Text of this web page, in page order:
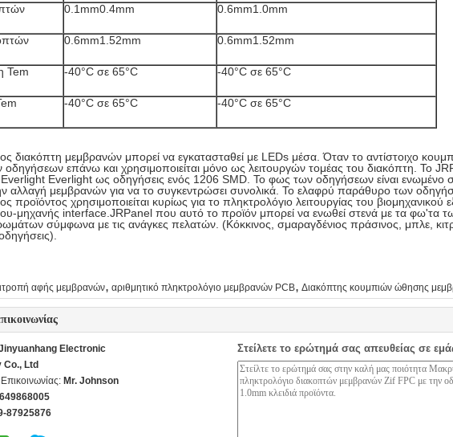
0.1mm0.4mm 0.6mm1.0mm
0.6mm1.52mm 0.6mm1.52mm
Tem -40°C σε 65°C -40°C σε 65°C
-40°C σε 65°C -40°C σε 65°C
διακόπτη μεμβρανών μπορεί να εγκατασταθεί με LEDs μέσα. Όταν το αντίστοιχο
επάνω και χρησιμοποιείται μόνο ως λειτουργών τομέας του διακόπτη. Το
Everlight ως οδηγήσεις ενός 1206 SMD. Το φως των οδηγήσεων είναι ενωμένο
αλλαγή μεμβρανών για να το συγκεντρώσει συνολικά. Το ελαφρύ παράθυρο των
προϊόντος χρησιμοποιείται κυρίως για το πληκτρολόγιο λειτουργίας του βιομηχανικού
μηχανής interface.JRPanel που αυτό το προϊόν μπορεί να ενωθεί στενά με τα φω'τα
σύμφωνα με τις ανάγκες πελατών. (Κόκκινος, σμαραγδένιος πράσινος, μπλε,
αφής μεμβρανών, αριθμητικό πληκτρολόγιο μεμβρανών PCB, Διακόπτης κουμπιών ώθησης
Electronic
Co., Ltd
Mr. Johnson
87925876
Στείλετε το ερώτημά σας απευθείας σε